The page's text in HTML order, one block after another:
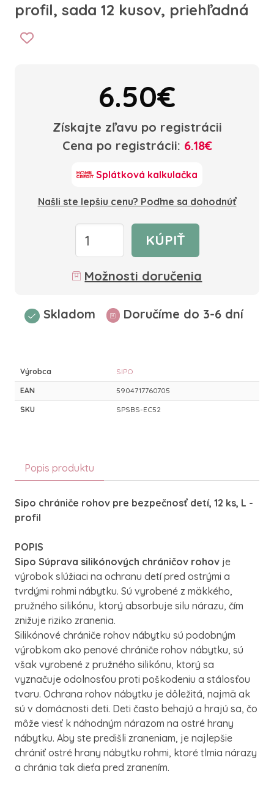
profil, sada 12 kusov, priehľadná
6.50€
Získajte zľavu po registrácii
Cena po registrácii: 6.18€
Splátková kalkulačka
Našli ste lepšiu cenu? Poďme sa dohodnúť
KÚPIŤ
Možnosti doručenia
Skladom Doručíme do 3-6 dní
Výrobca SIPO
EAN 5904717760705
SKU SPSBS-EC52
Popis produktu
Sipo chrániče rohov pre bezpečnosť detí, 12 ks, L -
profil
POPIS
Sipo Súprava silikónových chráničov rohov je
výrobok slúžiaci na ochranu detí pred ostrými a
tvrdými rohmi nábytku. Sú vyrobené z mäkkého,
pružného silikónu, ktorý absorbuje silu nárazu, čím
znižuje riziko zranenia.
Silikónové chrániče rohov nábytku sú podobným
výrobkom ako penové chrániče rohov nábytku, sú
však vyrobené z pružného silikónu, ktorý sa
vyznačuje odolnosťou proti poškodeniu a stálosťou
tvaru. Ochrana rohov nábytku je dôležitá, najmä ak
sú v domácnosti deti. Deti často behajú a hrajú sa, čo
môže viesť k náhodným nárazom na ostré hrany
nábytku. Aby ste predišli zraneniam, je najlepšie
chrániť ostré hrany nábytku rohmi, ktoré tlmia nárazy
a chránia tak dieťa pred zranením.